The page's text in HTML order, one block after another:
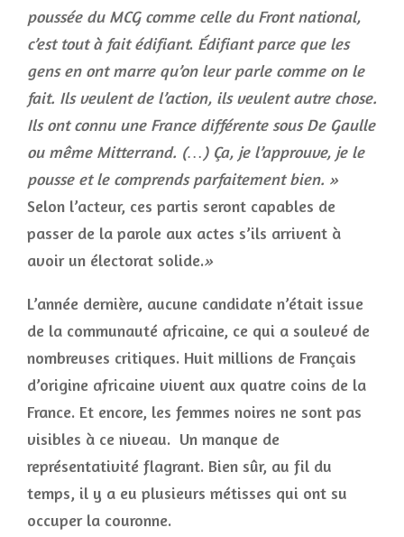
poussée du MCG comme celle du Front national,
c’est tout à fait édifiant. Édifiant parce que les
gens en ont marre qu’on leur parle comme on le
fait. Ils veulent de l’action, ils veulent autre chose.
Ils ont connu une France différente sous De Gaulle
ou même Mitterrand. (…) Ça, je l’approuve, je le
pousse et le comprends parfaitement bien. »
Selon l’acteur, ces partis seront capables de
passer de la parole aux actes s’ils arrivent à
avoir un électorat solide.»
L’année dernière, aucune candidate n’était issue
de la communauté africaine, ce qui a soulevé de
nombreuses critiques. Huit millions de Français
d’origine africaine vivent aux quatre coins de la
France. Et encore, les femmes noires ne sont pas
visibles à ce niveau. Un manque de
représentativité flagrant. Bien sûr, au fil du
temps, il y a eu plusieurs métisses qui ont su
occuper la couronne.